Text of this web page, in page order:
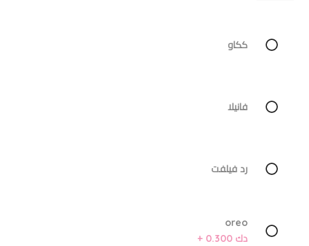
ككاو
فانيلا
رد فيلفت
oreo
دك 0.300 +